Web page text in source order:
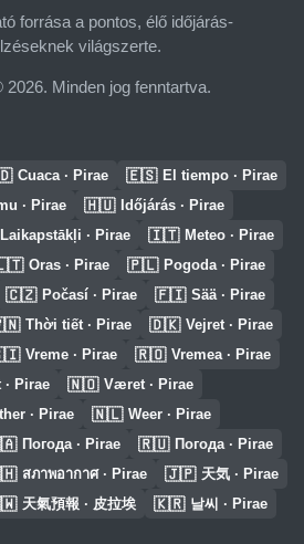
forrása a pontos, élő időjárás-
világszerte.
2026. Minden jog fenntartva.
Cuaca · Pirae 🇪🇸 El tiempo · Pirae
· Pirae 🇭🇺 Időjárás · Pirae
Laikapstākļi · Pirae 🇮🇹 Meteo · Pirae
Oras · Pirae 🇵🇱 Pogoda · Pirae
🇨🇿 Počasí · Pirae 🇫🇮 Sää · Pirae
Thời tiết · Pirae 🇩🇰 Vejret · Pirae
Vreme · Pirae 🇷🇴 Vremea · Pirae
· Pirae 🇳🇴 Været · Pirae
· Pirae 🇳🇱 Weer · Pirae
Погода · Pirae 🇷🇺 Погода · Pirae
สภาพอากาศ · Pirae 🇯🇵 天気 · Pirae
天氣預報 · 皮拉埃 🇰🇷 날씨 · Pirae